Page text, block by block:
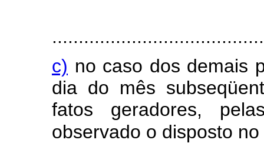
c) no caso dos demais
dia do mês
fatos geradores,
observado o disposto no